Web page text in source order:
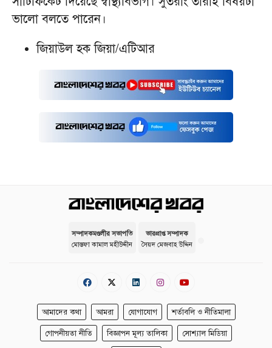
ভালো বলতে পারেন।
জিয়াউল হক জিয়া/এটিআর
সম্পাদকমণ্ডলীর সভাপতি
মোস্তফা কামাল মহীউদ্দীন
ভারপ্রাপ্ত সম্পাদক
সৈয়দ মেজবাহ উদ্দিন
আমাদের কথা আমরা যোগাযোগ শর্তাবলি ও নীতিমালা
গোপনীয়তা নীতি বিজ্ঞাপন মূল্য তালিকা সোশ্যাল মিডিয়া